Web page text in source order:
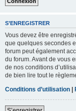
S’ENREGISTRER
Vous devez être
que quelques secondes
forum peut également
du forum. Avant de vous
de nos conditions
de bien lire tout le
Conditions d’utilisation |